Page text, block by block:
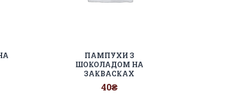
ПАМПУХИ З
ШОКОЛАДОМ НА
ЗАКВАСКАХ
40₴